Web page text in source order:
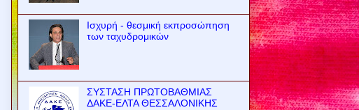
Ισχυρή - θεσμική εκπροσώπηση
των ταχυδρομικών
ΣΥΣΤΑΣΗ ΠΡΩΤΟΒΑΘΜΙΑΣ
ΔΑΚΕ-ΕΛΤΑ ΘΕΣΣΑΛΟΝΙΚΗΣ